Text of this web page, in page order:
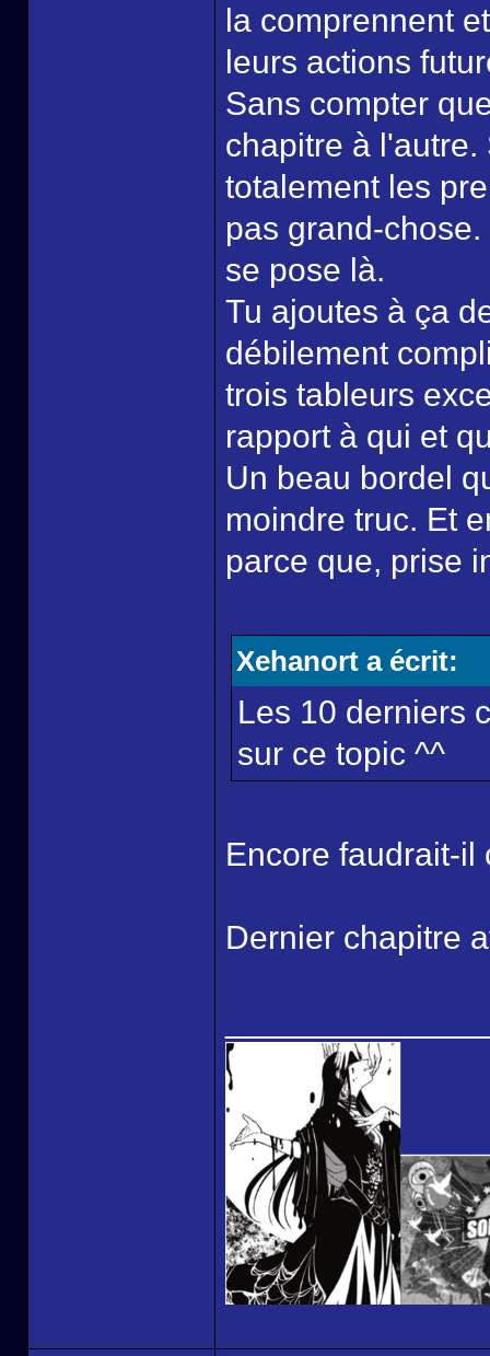
la comprennent
leurs actions
Sans compter
chapitre à
totalement les
pas grand-
se pose là.
Tu ajoutes à ça
débilement
trois tableurs
rapport à qui et
Un beau bordel
moindre truc. Et
parce que, prise
Xehanort a écrit:
Les 10 derniers
sur ce topic ^^
Encore faudrait-il
Dernier chapitre